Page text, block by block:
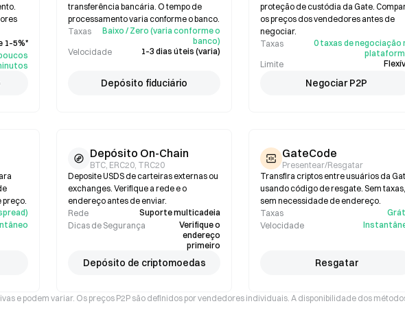
1–5%*
transferência bancária. O tempo de
processamento varia conforme o banco.
Taxas
Baixo / Zero (varia conforme o
banco)
Velocidade
1–3 dias úteis (varia)
Depósito fiduciário
proteção de custódia da Gate.
os preços dos vendedores antes de
negociar.
Taxas
0 taxas de negociação
Limite
Negociar P2P
preço.
Depósito On-Chain
BTC, ERC20, TRC20
Deposite USDS de carteiras externas ou
exchanges. Verifique a rede e o
endereço antes de enviar.
Rede
Suporte multicadeia
Dicas de Segurança
Verifique o
endereço
primeiro
Depósito de criptomoedas
GateCode
Presentear/Resgatar
Transfira criptos entre usuários da
usando código de resgate. Sem taxas,
sem necessidade de endereço.
Taxas
Velocidade
Resgatar
e podem variar. Os preços P2P são definidos por vendedores individuais. A disponibilidade dos